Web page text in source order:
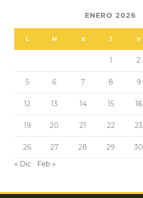
ENERO 2026
L M X J V
1 2
5 6 7 8 9
12 13 14 15 16
19 20 21 22 23
26 27 28 29 30
« Dic
Feb »